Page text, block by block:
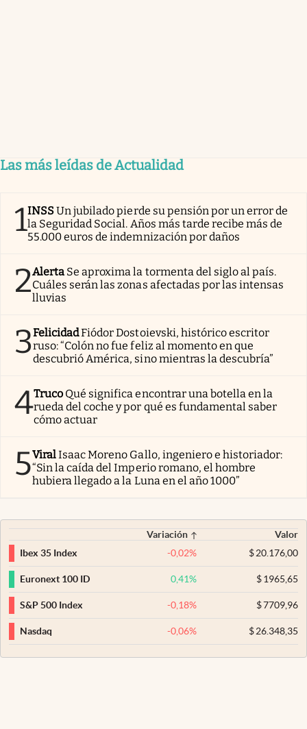
Las más leídas de Actualidad
1INSSUn jubilado pierde su pensión por un error de
la Seguridad Social. Años más tarde recibe más de
55.000 euros de indemnización por daños
2Alerta Se aproxima la tormenta del siglo al país.
Cuáles serán las zonas afectadas por las intensas
lluvias
3FelicidadFiódor Dostoievski, histórico escritor
ruso: “Colón no fue feliz al momento en que
descubrió América, sino mientras la descubría”
4Truco Qué significa encontrar una botella en la
rueda del coche y por qué es fundamental saber
cómo actuar
5ViralIsaac Moreno Gallo, ingeniero e historiador:
“Sin la caída del Imperio romano, el hombre
hubiera llegado a la Luna en el año 1000”
Variación
Valor
Ibex 35 Index
-0,02% $20.176,00
Euronext 100 ID 0,41% $1965,65
S&P 500 Index -0,18% $7709,96
Nasdaq -0,06% $26.348,35